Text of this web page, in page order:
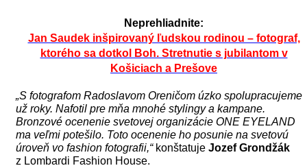
Neprehliadnite:
Jan Saudek inšpirovaný ľudskou rodinou – fotograf,
ktorého sa dotkol Boh. Stretnutie s jubilantom v
Košiciach a Prešove
„S fotografom Radoslavom Oreničom úzko spolupracujeme
už roky. Nafotil pre mňa mnohé stylingy a kampane.
Bronzové ocenenie svetovej organizácie ONE EYELAND
ma veľmi potešilo. Toto ocenenie ho posunie na svetovú
úroveň vo fashion fotografii,“konštatuje Jozef Grondžák
z Lombardi Fashion House.